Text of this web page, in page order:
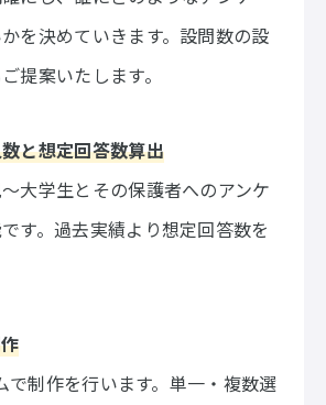
を決めていきます。設問数の設
提案いたします。
と想定回答数算出
大学生とその保護者へのアンケ
す。過去実績より想定回答数を
制作を行います。単一・複数選